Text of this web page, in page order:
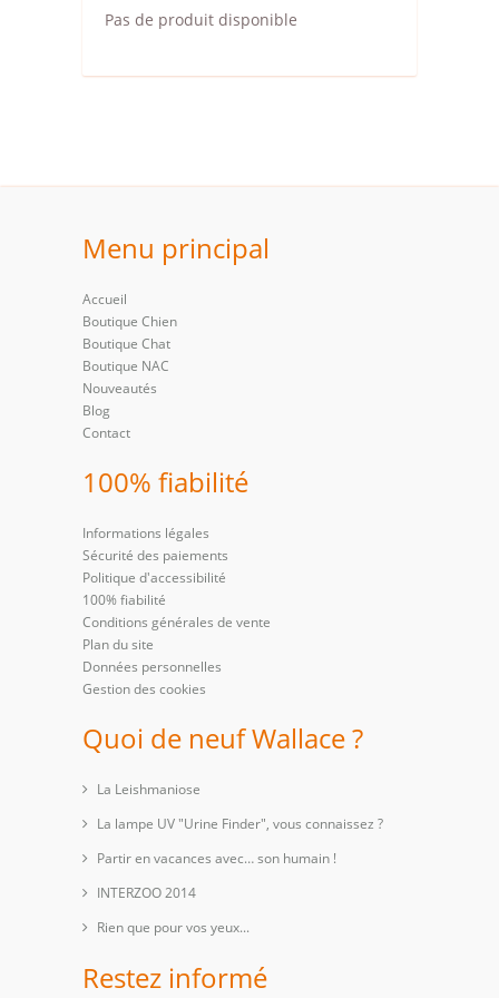
Pas de produit disponible
Menu principal
Accueil
Boutique Chien
Boutique Chat
Boutique NAC
Nouveautés
Blog
Contact
100% fiabilité
Informations légales
Sécurité des paiements
Politique d'accessibilité
100% fiabilité
Conditions générales de vente
Plan du site
Données personnelles
Gestion des cookies
Quoi de neuf Wallace ?
La Leishmaniose
La lampe UV "Urine Finder", vous connaissez ?
Partir en vacances avec… son humain !
INTERZOO 2014
Rien que pour vos yeux...
Restez informé